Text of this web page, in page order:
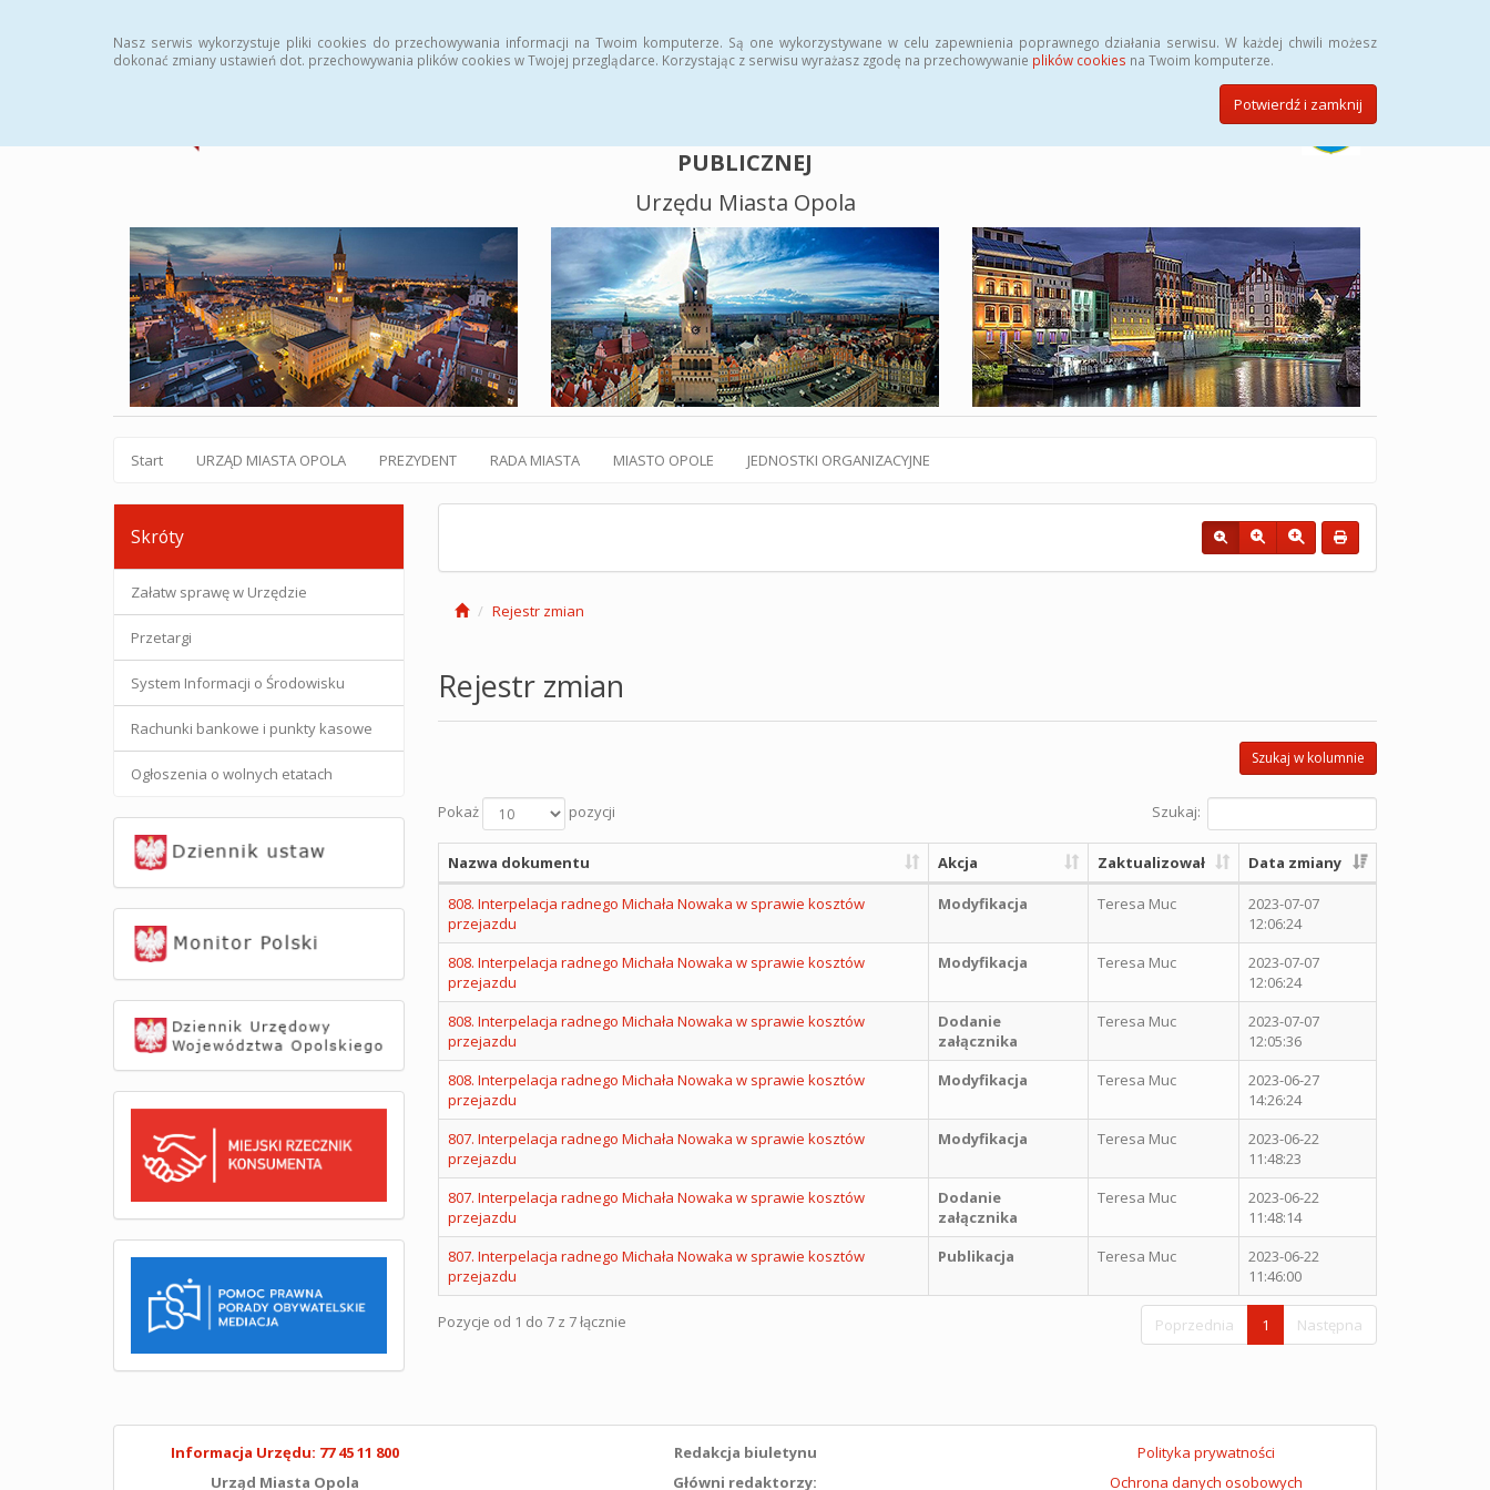
Nasz serwis wykorzystuje pliki cookies do przechowywania informacji na Twoim komputerze. Są one wykorzystywane w celu zapewnienia poprawnego działania serwisu. W każdej chwili możesz
dokonać zmiany ustawień dot. przechowywania plików cookies w Twojej przeglądarce. Korzystając z serwisu wyrażasz zgodę na przechowywanie plików cookies na Twoim komputerze.
Potwierdź i zamknij
PUBLICZNEJ
Urzędu Miasta Opola
Start URZĄD MIASTA OPOLA PREZYDENT RADA MIASTA MIASTO OPOLE JEDNOSTKI ORGANIZACYJNE
Skróty
Załatw sprawę w Urzędzie
Przetargi
System Informacji o Środowisku
Rachunki bankowe i punkty kasowe
Ogłoszenia o wolnych etatach
Rejestr zmian
Rejestr zmian
Szukaj w kolumnie
Pokaż pozycji Szukaj:
Nazwa dokumentu Akcja Zaktualizował Data zmiany
808. Interpelacja radnego Michała Nowaka w sprawie kosztów
przejazdu
Modyfikacja Teresa Muc
2023-07-07
12:06:24
808. Interpelacja radnego Michała Nowaka w sprawie kosztów
przejazdu
Modyfikacja Teresa Muc
2023-07-07
12:06:24
808. Interpelacja radnego Michała Nowaka w sprawie kosztów
przejazdu
Dodanie
załącznika
Teresa Muc
2023-07-07
12:05:36
808. Interpelacja radnego Michała Nowaka w sprawie kosztów
przejazdu
Modyfikacja Teresa Muc
2023-06-27
14:26:24
807. Interpelacja radnego Michała Nowaka w sprawie kosztów
przejazdu
Modyfikacja Teresa Muc
2023-06-22
11:48:23
807. Interpelacja radnego Michała Nowaka w sprawie kosztów
przejazdu
Dodanie
załącznika
Teresa Muc
2023-06-22
11:48:14
807. Interpelacja radnego Michała Nowaka w sprawie kosztów
przejazdu
Publikacja Teresa Muc
2023-06-22
11:46:00
Pozycje od 1 do 7 z 7 łącznie Poprzednia 1 Następna
Informacja Urzędu: 77 45 11 800
Urząd Miasta Opola
Redakcja biuletynu
Główni redaktorzy:
Polityka prywatności
Ochrona danych osobowych